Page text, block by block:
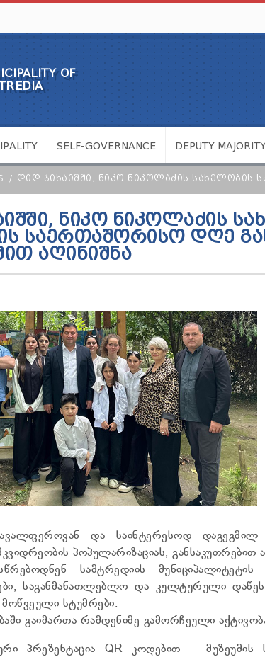
OF
SELF-GOVERNANCE DEPUTY
ᲓᲘᲓ ᲯᲘᲮᲐᲘᲨᲨᲘ, ᲜᲘᲙᲝ ᲜᲘᲙᲝᲚᲐᲫᲘᲡ ᲡᲐᲮᲔᲚᲝᲑᲘᲡ
ᲜᲘᲙᲝ ᲜᲘᲙᲝᲚᲐᲫᲘᲡ
ᲡᲐᲔᲠᲗᲐᲨᲝᲠᲘᲡᲝ ᲓᲦᲔ
ᲐᲦᲘᲜᲘᲨᲜᲐ
და საინტერესოდ დაგეგმილ
პოპულარიზაციას,
სამტრედიის
საგანმანათლებლო და კულტურული
სტუმრები.
გაიმართა რამდენიმე გამორჩეული
პრეზენტაცია QR კოდებით – მუზეუმის